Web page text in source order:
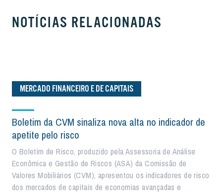
NOTÍCIAS RELACIONADAS
MERCADO FINANCEIRO E DE CAPITAIS
Boletim da CVM sinaliza nova alta no indicador de
apetite pelo risco
O Boletim de Risco, produzido pela Assessoria de Análise
Econômica e Gestão de Riscos (ASA) da Comissão de
Valores Mobiliários (CVM), apresentou os indicadores de risco
dos mercados de capitais de economias avançadas e